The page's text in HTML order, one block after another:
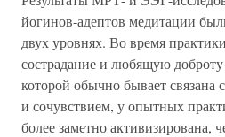
йогинов-адептов медитации
двух уровнях. Во время
сострадание и любящую доброту
которой обычно бывает
и сочувствием, у опытных
более заметно активизирована,